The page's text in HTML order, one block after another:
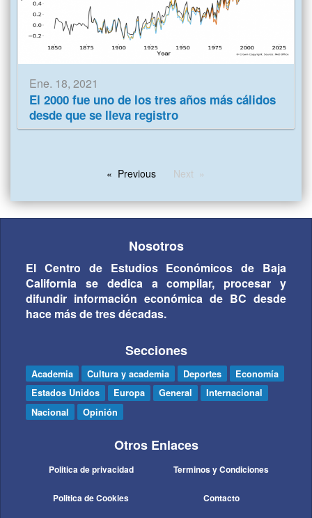
Ene. 18, 2021
El 2000 fue uno de los tres años más cálidos
desde que se lleva registro
Previous
Next
Nosotros
El Centro de Estudios Económicos de Baja
California se dedica a compilar, procesar y
difundir información económica de BC desde
hace más de tres décadas.
Secciones
Academia Cultura y academia Deportes
Economía
Estados Unidos
Europa General
Internacional
Nacional
Opinión
Otros Enlaces
Politica de privacidad
Politica de Cookies
Terminos y Condiciones
Contacto